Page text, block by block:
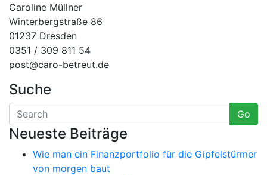
Caroline Müllner
Winterbergstraße 86
01237 Dresden
0351 / 309 811 54
post@caro-betreut.de
Suche
Go
Neueste Beiträge
Wie man ein Finanzportfolio für die Gipfelstürmer
von morgen baut